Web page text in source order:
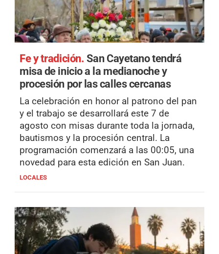
Fe y tradición. San Cayetano tendrá
misa de inicio a la medianoche y
procesión por las calles cercanas
La celebración en honor al patrono del pan
y el trabajo se desarrollará este 7 de
agosto con misas durante toda la jornada,
bautismos y la procesión central. La
programación comenzará a las 00:05, una
novedad para esta edición en San Juan.
LOCALES